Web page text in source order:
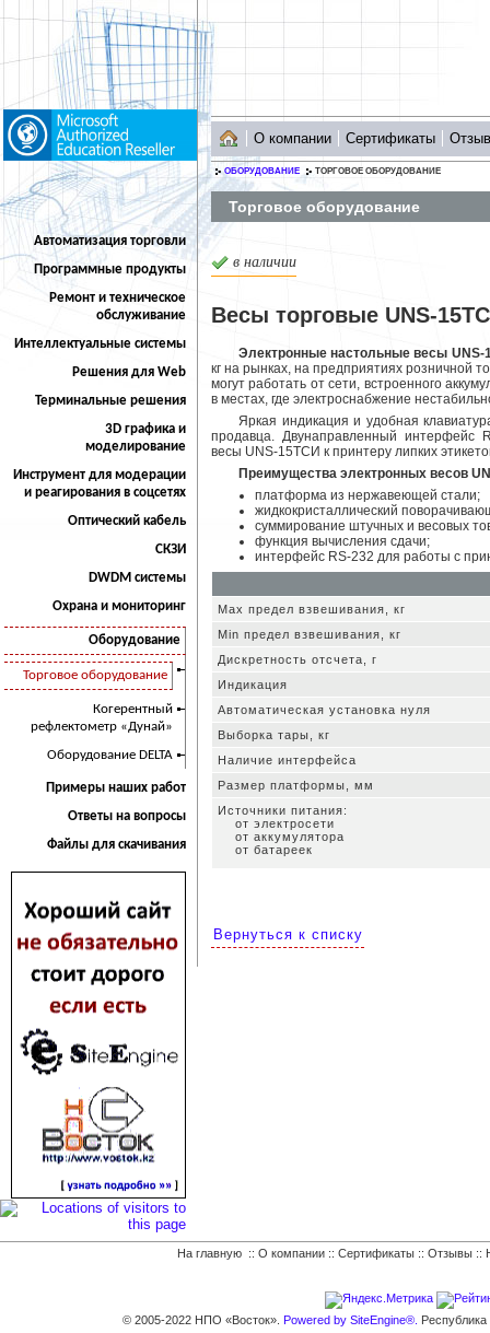
Автоматизация торговли
Программные продукты
Ремонт и техническое
обслуживание
Интеллектуальные системы
Решения для Web
Терминальные решения
3D графика и
моделирование
Инструмент для модерации
и реагирования в соцсетях
Оптический кабель
СКЗИ
DWDM системы
Охрана и мониторинг
Оборудование
Торговое оборудование
Когерентный
рефлектометр «Дунай»
Оборудование DELTA
Примеры наших работ
Ответы на вопросы
Файлы для скачивания
О компании Сертификаты
ОБОРУДОВАНИЕ ТОРГОВОЕ ОБОРУДОВАНИЕ
Торговое оборудование
в наличии
Весы торговые UNS-
Электронные настольные весы
кг на рынках, на предприятиях розничной
могут работать от сети, встроенного
в местах, где электроснабжение
Яркая индикация и удобная
продавца. Двунаправленный интерфейс
весы UNS-15ТСИ к принтеру липких
Преимущества электронных весов
платформа из нержавеющей стали;
жидкокристаллический
суммирование штучных и весовых
функция вычисления сдачи;
интерфейс RS-232 для работы с
Max предел взвешивания, кг
Min предел взвешивания, кг
Дискретность отcчета, г
Индикация
Автоматическая установка нуля
Выборка тары, кг
Наличие интерфейса
Размер платформы, мм
Источники питания:
от электросети
от аккумулятора
от батареек
Вернуться к списку
На главную :: О компании :: Сертификаты :: Отзывы ::
© 2005-2022 НПО «Восток». Powered by SiteEngine®.